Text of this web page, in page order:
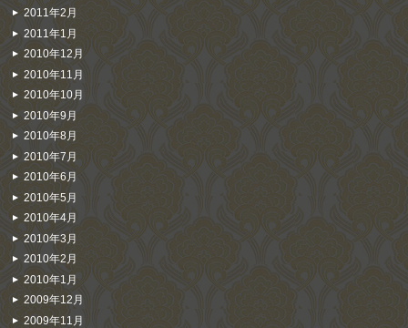
2011年2月
2011年1月
2010年12月
2010年11月
2010年10月
2010年9月
2010年8月
2010年7月
2010年6月
2010年5月
2010年4月
2010年3月
2010年2月
2010年1月
2009年12月
2009年11月